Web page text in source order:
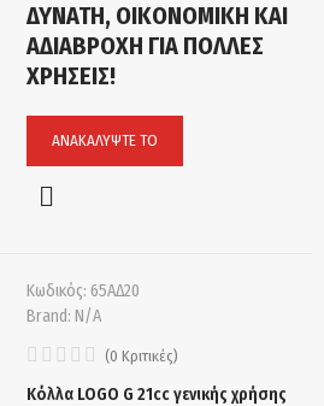
ΔΥΝΑΤΗ, ΟΙΚΟΝΟΜΙΚΗ ΚΑΙ
ΑΔΙΑΒΡΟΧΗ ΓΙΑ ΠΟΛΛΕΣ
ΧΡΗΣΕΙΣ!
ΑΝΑΚΑΛΎΨΤΕ ΤΟ
Κωδικός: 65ΑΔ20
Brand:N/A
(0 Κριτικές)
Κόλλα LOGO G 21cc γενικής χρήσης